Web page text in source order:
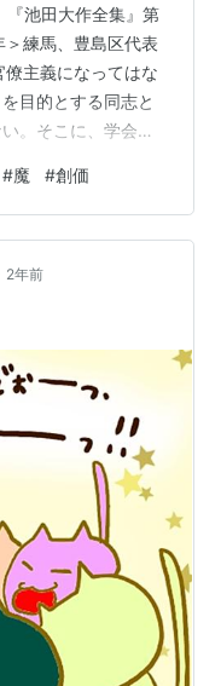
『池田大作全集』第
練馬、豊島区代表
主義になってはな
目的とする同志と
。そこに、学会の
が第一線であ
た、私自身の受け止
一線—―これが創価
の感覚、意識が薄
官僚主義へと堕し
#魔 #創価
2年前